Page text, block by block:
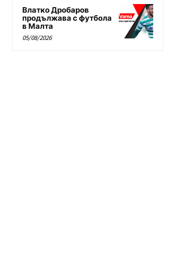
Влатко Дробаров
продължава с футбола
в Малта
05/08/2026